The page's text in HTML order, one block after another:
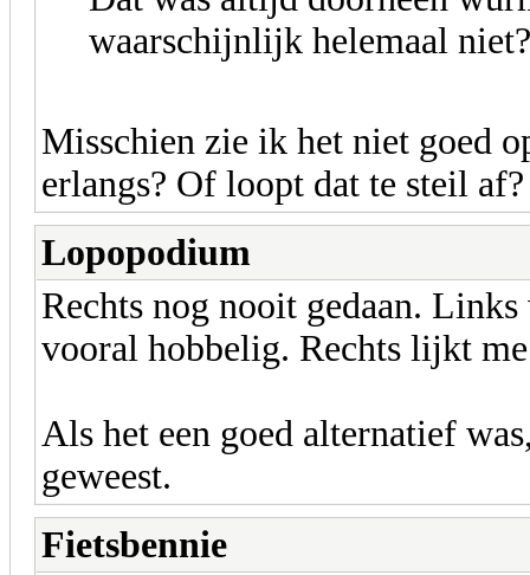
waarschijnlijk helemaal niet?
Misschien zie ik het niet goed
erlangs? Of loopt dat te steil af?
Lopopodium
Rechts nog nooit gedaan.
vooral hobbelig. Rechts lijkt
Als het een goed alternatief
geweest.
Fietsbennie